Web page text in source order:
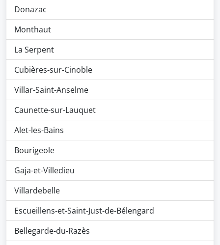
Donazac
Monthaut
La Serpent
Cubières-sur-Cinoble
Villar-Saint-Anselme
Caunette-sur-Lauquet
Alet-les-Bains
Bourigeole
Gaja-et-Villedieu
Villardebelle
Escueillens-et-Saint-Just-de-Bélengard
Bellegarde-du-Razès